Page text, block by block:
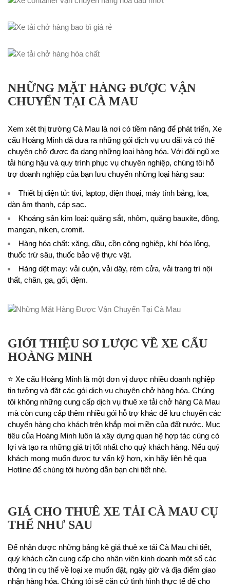
NHỮNG MẶT HÀNG ĐƯỢC VẬN
CHUYỂN TẠI CÀ MAU
Xem xét thị trường Cà Mau là nơi có tiềm năng để phát triển, Xe
cẩu Hoàng Minh đã đưa ra những gói dịch vụ ưu đãi và có thể
chuyên chở được đa dạng những loại hàng hóa. Với đội ngũ xe
tải hùng hậu và quy trình phục vụ chuyên nghiệp, chúng tôi hỗ
trợ doanh nghiệp của bạn lưu chuyển những loại hàng sau:
Thiết bị điện tử: tivi, laptop, điện thoại, máy tính bảng, loa,
dàn âm thanh, cáp sạc.
Khoáng sản kim loại: quặng sắt, nhôm, quặng bauxite, đồng,
mangan, niken, cromit.
Hàng hóa chất: xăng, dầu, cồn công nghiệp, khí hóa lỏng,
thuốc trừ sâu, thuốc bảo vệ thực vật.
Hàng dệt may: vải cuộn, vải dây, rèm cửa, vải trang trí nội
thất, chăn, ga, gối, đệm.
GIỚI THIỆU SƠ LƯỢC VỀ XE CẨU
HOÀNG MINH
⭐ Xe cẩu Hoàng Minh là một đơn vị được nhiều doanh nghiệp
tin tưởng và đặt các gói dịch vụ chuyên chở hàng hóa. Chúng
tôi không những cung cấp dịch vụ thuê xe tải chở hàng Cà Mau
mà còn cung cấp thêm nhiều gói hỗ trợ khác để lưu chuyển các
chuyến hàng cho khách trên khắp mọi miền của đất nước. Mục
tiêu của Hoàng Minh luôn là xây dựng quan hệ hợp tác cùng có
lợi và tạo ra những giá trị tốt nhất cho quý khách hàng. Nếu quý
khách mong muốn được tư vấn kỹ hơn, xin hãy liên hệ qua
Hotline để chúng tôi hướng dẫn bạn chi tiết nhé.
GIÁ CHO THUÊ XE TẢI CÀ MAU CỤ
THỂ NHƯ SAU
Để nhận được những bảng kê giá thuê xe tải Cà Mau chi tiết,
quý khách cần cung cấp cho nhân viên kinh doanh một số các
thông tin cụ thể về loại xe muốn đặt, ngày giờ và địa điểm giao
nhận hàng hóa. Chúng tôi sẽ căn cứ tình hình thực tế để cho